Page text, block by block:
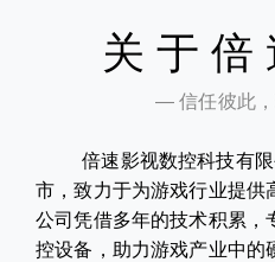
关于倍
— 信任彼此
倍速影视数控科技有
市，致力于为游戏行业提供
公司凭借多年的技术积累，
控设备，助力游戏产业中的